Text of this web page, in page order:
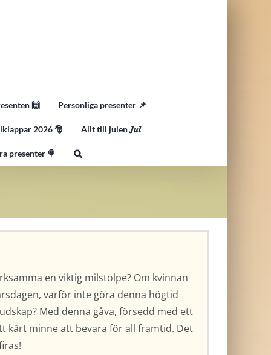
🙌 Personliga presenter 📌
2026 🎅 Allt till julen 𝑱𝒖𝒍
presenter 🍭
en viktig milstolpe? Om kvinnan
varför inte göra denna högtid
Med denna gåva, försedd med ett
kärt minne att bevara för all framtid. Det